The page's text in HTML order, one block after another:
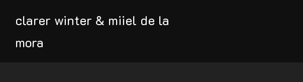
clarer winter & miiel de la
mora